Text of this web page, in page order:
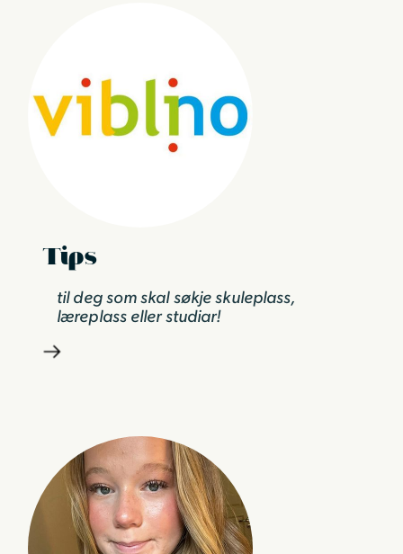
Tips
til deg som skal søkje skuleplass,
læreplass eller studiar!